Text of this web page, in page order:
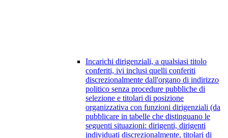
Incarichi dirigenziali, a qualsiasi titolo
conferiti, ivi inclusi quelli conferiti
discrezionalmente dall'organo di indirizzo
politico senza procedure pubbliche di
selezione e titolari di posizione
organizzativa con funzioni dirigenziali (da
pubblicare in tabelle che distinguano le
seguenti situazioni: dirigenti, dirigenti
individuati discrezionalmente, titolari di